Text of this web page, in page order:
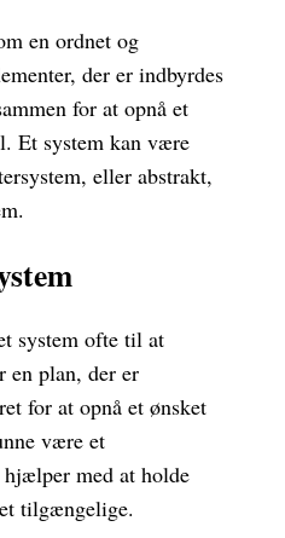
en ordnet og
der er indbyrdes
for at opnå et
Et system kan være
eller abstrakt,
system ofte til at
en plan, der er
for at opnå et ønsket
være et
hjælper med at holde
tilgængelige.